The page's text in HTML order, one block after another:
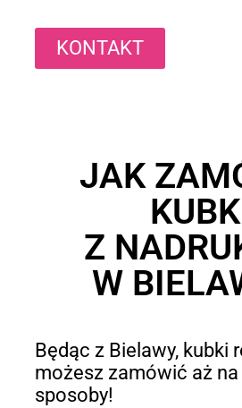
KONTAKT
JAK
Z
W
Będąc z Bielawy, kubki
możesz zamówić aż
sposoby!